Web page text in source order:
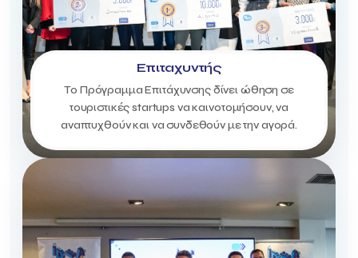
Επιταχυντής
Το Πρόγραμμα Επιτάχυνσης δίνει ώθηση σε
τουριστικές startups να καινοτομήσουν, να
αναπτυχθούν και να συνδεθούν με την αγορά.